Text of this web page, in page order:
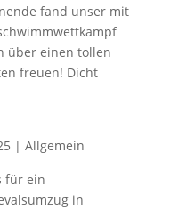
fand unser mit
über einen tollen
freuen! Dicht
| Allgemein
für ein
in